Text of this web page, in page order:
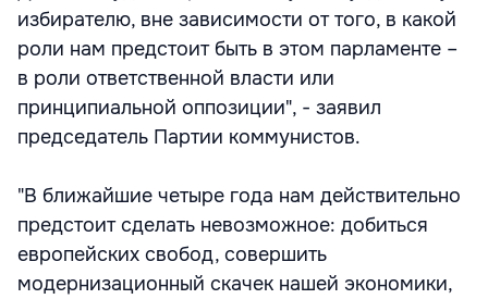
избирателю, вне зависимости от того, в какой
роли нам предстоит быть в этом парламенте –
в роли ответственной власти или
принципиальной оппозиции", - заявил
председатель Партии коммунистов.
"В ближайшие четыре года нам действительно
предстоит сделать невозможное: добиться
европейских свобод, совершить
модернизационный скачек нашей экономики,